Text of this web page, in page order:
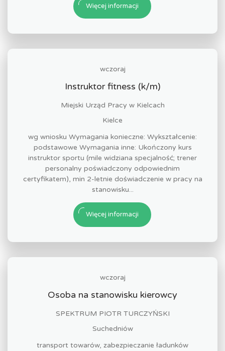
Więcej informacji
wczoraj
Instruktor fitness (k/m)
Miejski Urząd Pracy w Kielcach
Kielce
wg wniosku Wymagania konieczne: Wykształcenie:
podstawowe Wymagania inne: Ukończony kurs
instruktor sportu (mile widziana specjalność; trener
personalny poświadczony odpowiednim
certyfikatem), min 2-letnie doświadczenie w pracy na
stanowisku...
Więcej informacji
wczoraj
Osoba na stanowisku kierowcy
SPEKTRUM PIOTR TURCZYŃSKI
Suchedniów
transport towarów, zabezpieczanie ładunków